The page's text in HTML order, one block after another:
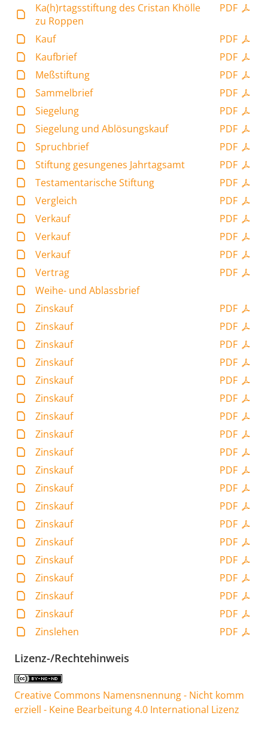
PDF
Ka(h)rtagsstiftung des Cristan Khölle
zu Roppen
PDF
Kauf
PDF
Kaufbrief
PDF
Meßstiftung
PDF
Sammelbrief
PDF
Siegelung
PDF
Siegelung und Ablösungskauf
PDF
Spruchbrief
PDF
Stiftung gesungenes Jahrtagsamt
PDF
Testamentarische Stiftung
PDF
Vergleich
PDF
Verkauf
PDF
Verkauf
PDF
Verkauf
PDF
Vertrag
Weihe- und Ablassbrief
PDF
Zinskauf
PDF
Zinskauf
PDF
Zinskauf
PDF
Zinskauf
PDF
Zinskauf
PDF
Zinskauf
PDF
Zinskauf
PDF
Zinskauf
PDF
Zinskauf
PDF
Zinskauf
PDF
Zinskauf
PDF
Zinskauf
PDF
Zinskauf
PDF
Zinskauf
PDF
Zinskauf
PDF
Zinskauf
PDF
Zinskauf
PDF
Zinskauf
PDF
Zinslehen
Lizenz-/Rechtehinweis
Creative Commons Namensnennung - Nicht komm
erziell - Keine Bearbeitung 4.0 International Lizenz